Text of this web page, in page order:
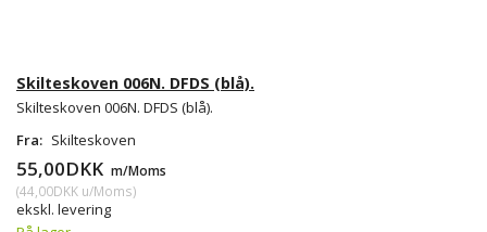
Skilteskoven 006N. DFDS (blå).
Skilteskoven 006N. DFDS (blå).
Fra: Skilteskoven
55,00DKK m/Moms
(44,00DKK u/Moms)
ekskl. levering